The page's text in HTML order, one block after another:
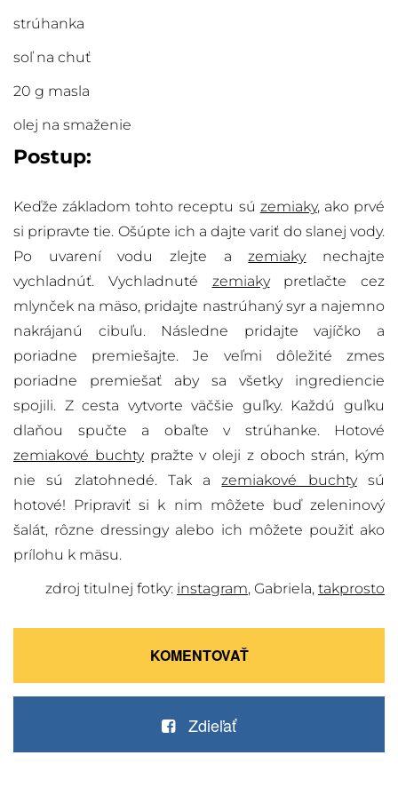
strúhanka
soľ na chuť
20 g masla
olej na smaženie
Postup:
Keďže základom tohto receptu sú zemiaky, ako prvé
si pripravte tie. Ošúpte ich a dajte variť do slanej vody.
Po uvarení vodu zlejte azemiakynechajte
vychladnúť. Vychladnuté zemiakypretlačte cez
mlynček na mäso, pridajte nastrúhaný syr a najemno
nakrájanú cibuľu. Následne pridajte vajíčko a
poriadne premiešajte. Je veľmi dôležité zmes
poriadne premiešať aby sa všetky ingrediencie
spojili. Z cesta vytvorte väčšie guľky. Každú guľku
dlaňou spučte a obaľte v strúhanke. Hotové
zemiakové buchtypražte v oleji z oboch strán, kým
nie sú zlatohnedé. Tak azemiakové buchtysú
hotové! Pripraviť si k nim môžete buď zeleninový
šalát, rôzne dressingy alebo ich môžete použiť ako
prílohu k mäsu.
zdroj titulnej fotky: instagram, Gabriela, takprosto
KOMENTOVAŤ
Zdieľať